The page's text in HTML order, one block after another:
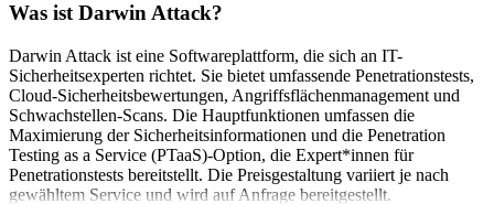
Was ist Darwin Attack?
Darwin Attack ist eine Softwareplattform, die sich an IT-
Sicherheitsexperten richtet. Sie bietet umfassende Penetrationstests,
Cloud-Sicherheitsbewertungen, Angriffsflächenmanagement und
Schwachstellen-Scans. Die Hauptfunktionen umfassen die
Maximierung der Sicherheitsinformationen und die Penetration
Testing as a Service (PTaaS)-Option, die Expert*innen für
Penetrationstests bereitstellt. Die Preisgestaltung variiert je nach
gewähltem Service und wird auf Anfrage bereitgestellt.